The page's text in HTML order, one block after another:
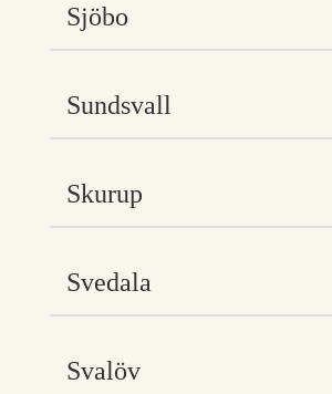
Sjöbo
Sundsvall
Skurup
Svedala
Svalöv